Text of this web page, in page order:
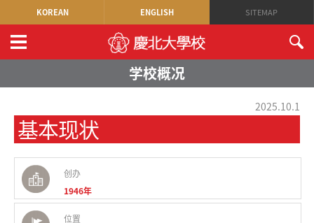
KOREAN ENGLISH SITEMAP
学校概况
2025.10.1
基本现状
创办
1946年
位置